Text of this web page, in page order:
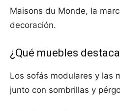
Maisons du Monde, la
decoración.
¿Qué muebles
Los sofás modulares y las
junto con sombrillas y